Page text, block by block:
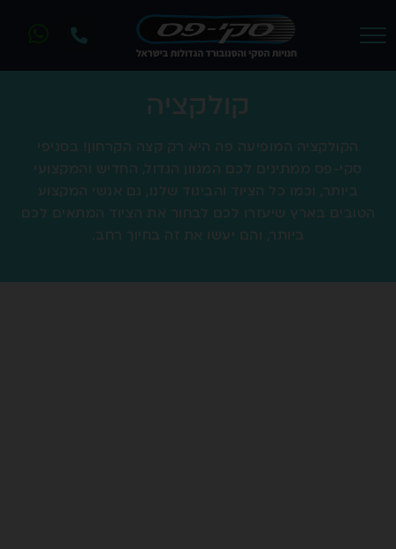
קולקציה
הקולקציה המופיעה פה היא רק קצה הקרחון! בסניפי
סקי-פס ממתינים לכם המגוון הגדול, החדיש והמקצועי
ביותר, וכמו כל הציוד והביגוד שלנו, גם אנשי המקצוע
הטובים בארץ שיעזרו לכם לבחור את הציוד המתאים לכם
ביותר, והם יעשו את זה בחיוך רחב.